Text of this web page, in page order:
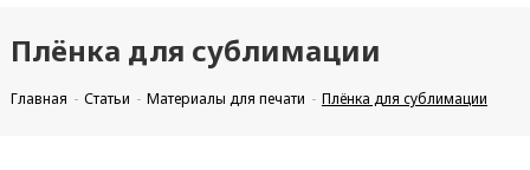
Плёнка для сублимации
Главная Статьи Материалы для печати Плёнка для сублимации